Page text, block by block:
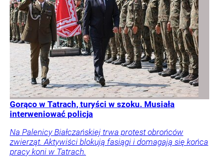
Gorąco w Tatrach, turyści w szoku. Musiała
interweniować policja
Na Palenicy Białczańskiej trwa protest obrońców
zwierząt. Aktywiści blokują fasiągi i domagają się końca
pracy koni w Tatrach.